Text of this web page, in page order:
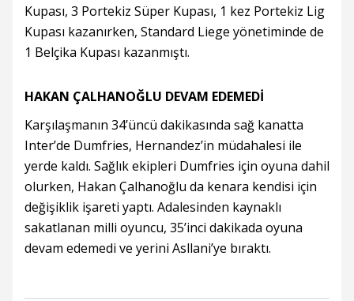
Kupası, 3 Portekiz Süper Kupası, 1 kez Portekiz Lig
Kupası kazanırken, Standard Liege yönetiminde de
1 Belçika Kupası kazanmıştı.
HAKAN ÇALHANOĞLU DEVAM EDEMEDİ
Karşılaşmanın 34’üncü dakikasında sağ kanatta
Inter’de Dumfries, Hernandez’in müdahalesi ile
yerde kaldı. Sağlık ekipleri Dumfries için oyuna dahil
olurken, Hakan Çalhanoğlu da kenara kendisi için
değişiklik işareti yaptı. Adalesinden kaynaklı
sakatlanan milli oyuncu, 35’inci dakikada oyuna
devam edemedi ve yerini Asllani’ye bıraktı.